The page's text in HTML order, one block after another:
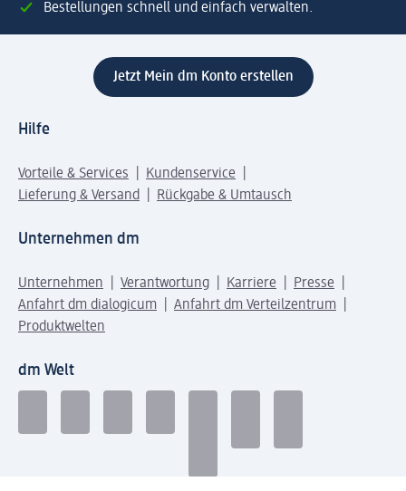
Bestellungen schnell und einfach verwalten.
Jetzt Mein dm Konto erstellen
Hilfe
Vorteile & Services
Kundenservice
Lieferung & Versand
Rückgabe & Umtausch
Unternehmen dm
Unternehmen Verantwortung Karriere
Presse
Anfahrt dm dialogicum
Anfahrt dm Verteilzentrum
Produktwelten
dm Welt